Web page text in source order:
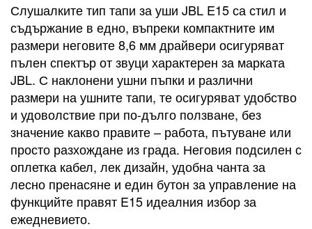
Слушалките тип тапи за уши JBL E15 са стил и
съдържание в едно, въпреки компактните им
размери неговите 8,6 мм драйвери осигуряват
пълен спектър от звуци характерен за марката
JBL. С наклонени ушни пъпки и различни
размери на ушните тапи, те осигуряват удобство
и удоволствие при по-дълго ползване, без
значение какво правите – работа, пътуване или
просто разхождане из града. Неговия подсилен с
оплетка кабел, лек дизайн, удобна чанта за
лесно пренасяне и един бутон за управление на
функцийте правят E15 идеалния избор за
ежедневието.